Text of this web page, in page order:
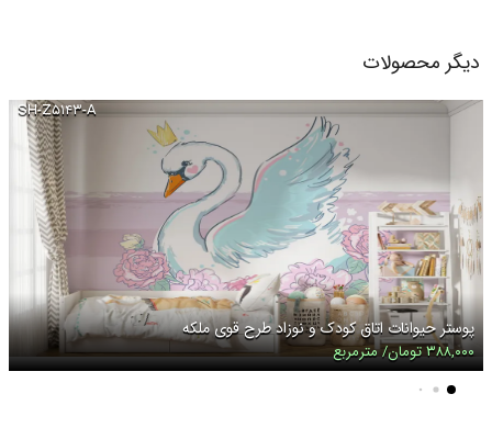
دیگر محصولات
SH-Z۵۱۴۳-A
پوستر حیوانات اتاق کودک و نوزاد طرح قوی ملکه
۳۸۸,۰۰۰ تومان/ مترمربع